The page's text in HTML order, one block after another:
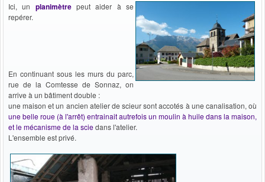
Ici, un planimètrepeut aider à se
repérer.
En continuant sous les murs du parc,
rue de la Comtesse de Sonnaz, on
arrive à un bâtiment double :
une maison et un ancien atelier de scieur sont accotés à une canalisation, où
une belle roue (à l'arrêt) entrainait autrefois un moulin à huile dans la maison,
et le mécanisme de la sciedans l'atelier.
L'ensemble est privé.